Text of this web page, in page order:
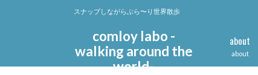
comloy labo -
walking around the
world-
スナップしながらぶら〜り世界散歩
about
about